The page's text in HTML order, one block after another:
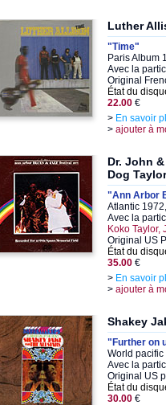
Luther
"Time"
Paris Album
Avec la
Original
État du
22.00 €
> En savoir
> ajouter à
Dr. John
Dog
"Ann Arbor
Atlantic
Avec la
Koko Taylor,
Original US
État du
35.00 €
> En savoir
> ajouter à
Shakey
"Further on
World
Avec la
Original US
État du
30.00 €